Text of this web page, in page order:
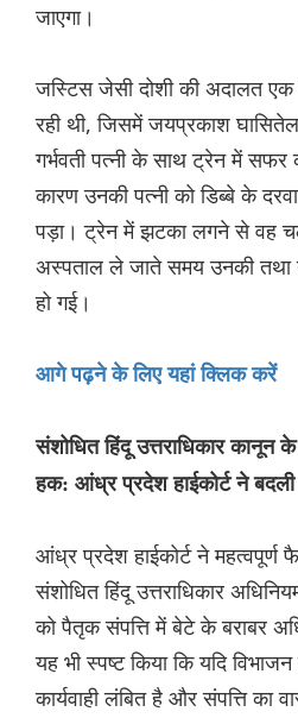
जाएगा।
जस्टिस जेसी दोशी की अदालत
रही थी, जिसमें जयप्रकाश
गर्भवती पत्नी के साथ ट्रेन में
कारण उनकी पत्नी को डिब्बे के
पड़ा। ट्रेन में झटका लगने से वह
अस्पताल ले जाते समय उनकी तथा
हो गई।
आगे पढ़ने के लिए यहां क्लिक करें
संशोधित हिंदू उत्तराधिकार कानून
हक: आंध्र प्रदेश हाईकोर्ट ने बदली
आंध्र प्रदेश हाईकोर्ट ने महत्वपूर्ण
संशोधित हिंदू उत्तराधिकार
को पैतृक संपत्ति में बेटे के बराबर
यह भी स्पष्ट किया कि यदि
कार्यवाही लंबित है और संपत्ति का